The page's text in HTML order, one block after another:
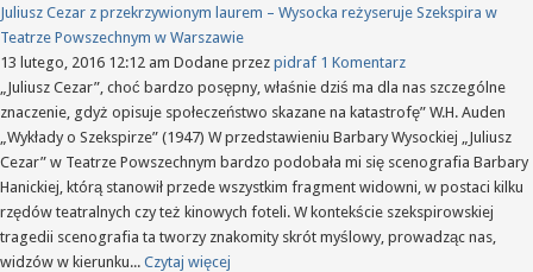
Juliusz Cezar z przekrzywionym laurem – Wysocka reżyseruje Szekspira w
Teatrze Powszechnym w Warszawie
13 lutego, 2016 12:12 am Dodane przez pidraf 1 Komentarz
„Juliusz Cezar”, choć bardzo posępny, właśnie dziś ma dla nas szczególne
znaczenie, gdyż opisuje społeczeństwo skazane na katastrofę” W.H. Auden
„Wykłady o Szekspirze” (1947) W przedstawieniu Barbary Wysockiej „Juliusz
Cezar” w Teatrze Powszechnym bardzo podobała mi się scenografia Barbary
Hanickiej, którą stanowił przede wszystkim fragment widowni, w postaci kilku
rzędów teatralnych czy też kinowych foteli. W kontekście szekspirowskiej
tragedii scenografia ta tworzy znakomity skrót myślowy, prowadząc nas,
widzów w kierunku... Czytaj więcej